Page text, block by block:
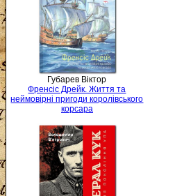
Губарев Віктор
Френсіс Дрейк. Життя та
неймовірні пригоди королівського
корсара